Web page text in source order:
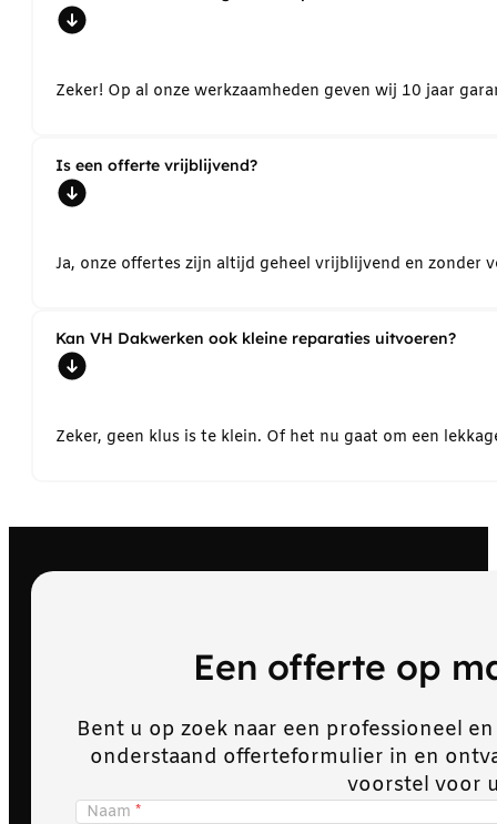
Zeker! Op al onze werkzaamheden geven wij 10 jaar
Is een offerte vrijblijvend?
Ja, onze offertes zijn altijd geheel vrijblijvend en
Kan VH Dakwerken ook kleine reparaties uitvoeren?
Zeker, geen klus is te klein. Of het nu gaat om een
Een offerte op
Bent u op zoek naar een professioneel
onderstaand offerteformulier in en
voorstel voor
Naam